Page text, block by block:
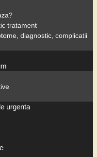
tratament
diagnostic, complicatii
urgenta